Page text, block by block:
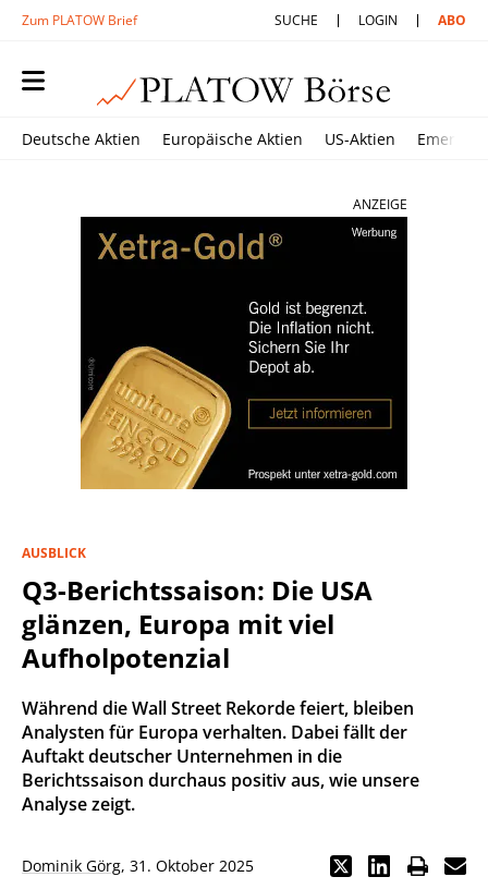
Zum PLATOW Brief SUCHE LOGIN ABO
Deutsche Aktien Europäische Aktien US-Aktien
ANZEIGE
AUSBLICK
Q3-Berichtssaison: Die USA
glänzen, Europa mit viel
Aufholpotenzial
Während die Wall Street Rekorde feiert, bleiben
Analysten für Europa verhalten. Dabei fällt der
Auftakt deutscher Unternehmen in die
Berichtssaison durchaus positiv aus, wie unsere
Analyse zeigt.
Dominik Görg, 31. Oktober 2025